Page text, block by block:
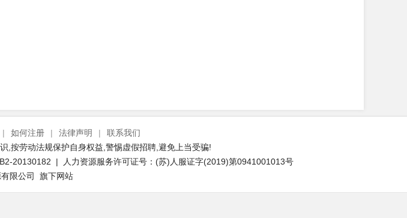
| 如何注册 | 法律声明 |
联系我们
,按劳动法规保护自身权益,警惕虚假招聘,避免上当受骗!
20130182 | 人力资源服务许可证号：(苏)人服证字(2019)第0941001013号
限公司 旗下网站